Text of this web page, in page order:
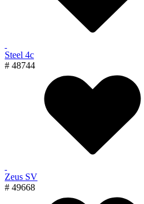
Steel 4с
# 48744
Zeus SV
# 49668